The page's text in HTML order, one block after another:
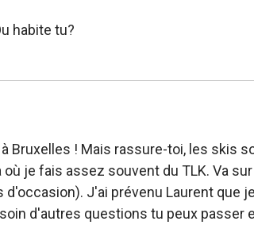
habite tu?
Bruxelles ! Mais rassure-toi, les skis
je fais assez souvent du TLK. Va
J'ai prévenu Laurent que
d'autres questions tu peux passer